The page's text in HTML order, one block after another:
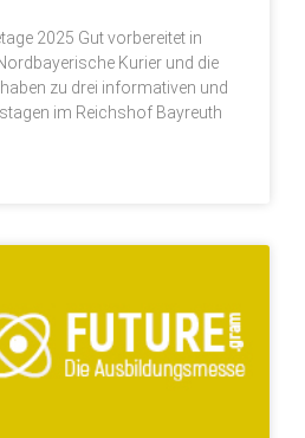
2025 Gut vorbereitet in
Kurier und die
zu drei informativen und
im Reichshof Bayreuth